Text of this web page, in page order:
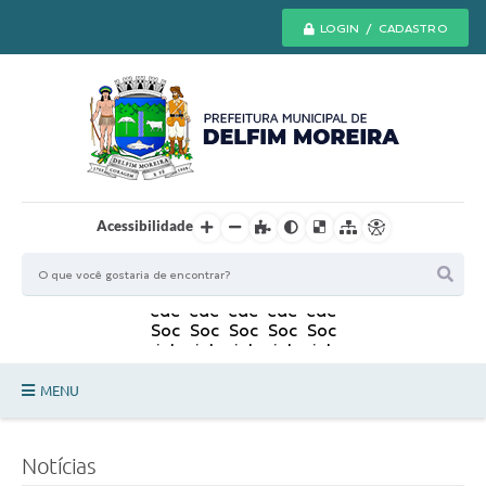
LOGIN / CADASTRO
Acessibilidade
MENU
Notícias